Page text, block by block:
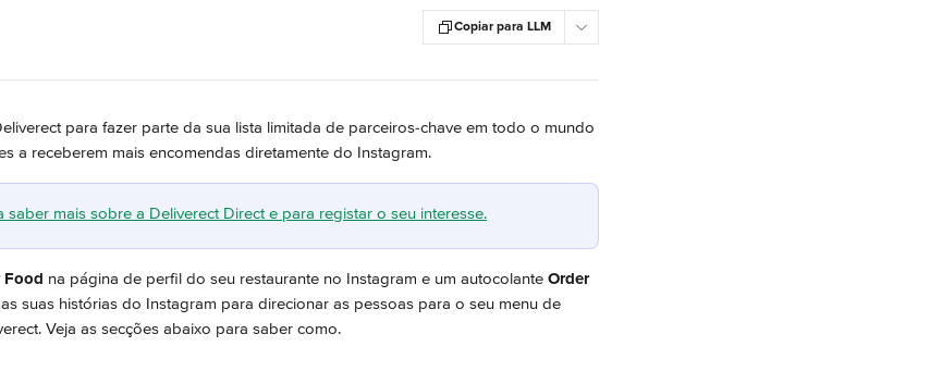
Copiar para LLM
para fazer parte da sua lista limitada de parceiros-chave em todo o mundo
a receberem mais encomendas diretamente do Instagram.
saber mais sobre a Deliverect Direct e para registar o seu interesse.
Food na página de perfil do seu restaurante no Instagram e um autocolante Order
suas histórias do Instagram para direcionar as pessoas para o seu menu de
Veja as secções abaixo para saber como.